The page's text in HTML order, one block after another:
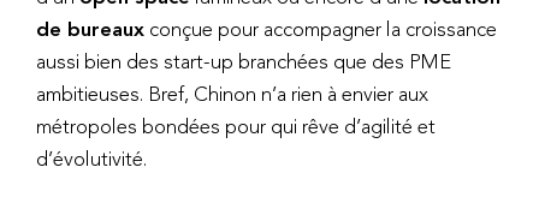
de bureaux conçue pour accompagner la croissance
aussi bien des start-up branchées que des PME
ambitieuses. Bref, Chinon n’a rien à envier aux
métropoles bondées pour qui rêve d’agilité et
d’évolutivité.